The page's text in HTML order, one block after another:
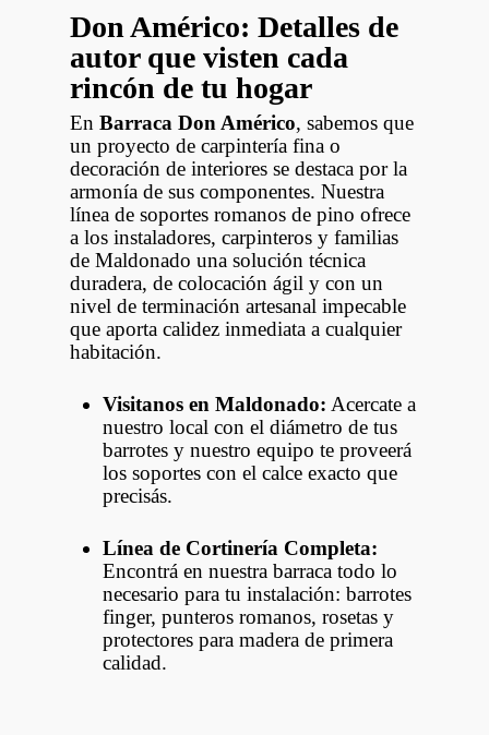
Don Américo: Detalles de
autor que visten cada
rincón de tu hogar
En Barraca Don Américo, sabemos que
un proyecto de carpintería fina o
decoración de interiores se destaca por la
armonía de sus componentes. Nuestra
línea de soportes romanos de pino ofrece
a los instaladores, carpinteros y familias
de Maldonado una solución técnica
duradera, de colocación ágil y con un
nivel de terminación artesanal impecable
que aporta calidez inmediata a cualquier
habitación.
Visitanos en Maldonado: Acercate a
nuestro local con el diámetro de tus
barrotes y nuestro equipo te proveerá
los soportes con el calce exacto que
precisás.
Línea de Cortinería Completa:
Encontrá en nuestra barraca todo lo
necesario para tu instalación: barrotes
finger, punteros romanos, rosetas y
protectores para madera de primera
calidad.